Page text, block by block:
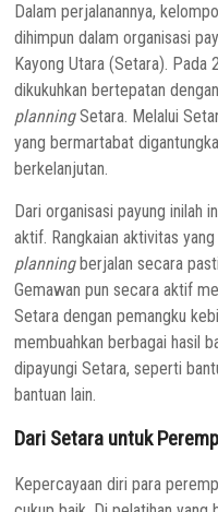
Dalam perjalanannya,
dihimpun dalam organisasi
Kayong Utara (Setara). Pada
dikukuhkan bertepatan
planningSetara. Melalui
yang bermartabat
berkelanjutan.
Dari organisasi payung inilah
aktif. Rangkaian aktivitas
planningberjalan secara
Gemawan pun secara aktif
Setara dengan pemangku
membuahkan berbagai hasil
dipayungi Setara, seperti
bantuan lain.
Dari Setara untuk
Kepercayaan diri para